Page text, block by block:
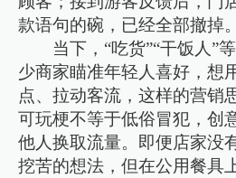
款语句的碗，已经全部撤掉。
当下，“吃货”“干饭人”
少商家瞄准年轻人喜好，想
点、拉动客流，这样的营销
可玩梗不等于低俗冒犯，创
他人换取流量。即便店家没
挖苦的想法，但在公用餐具